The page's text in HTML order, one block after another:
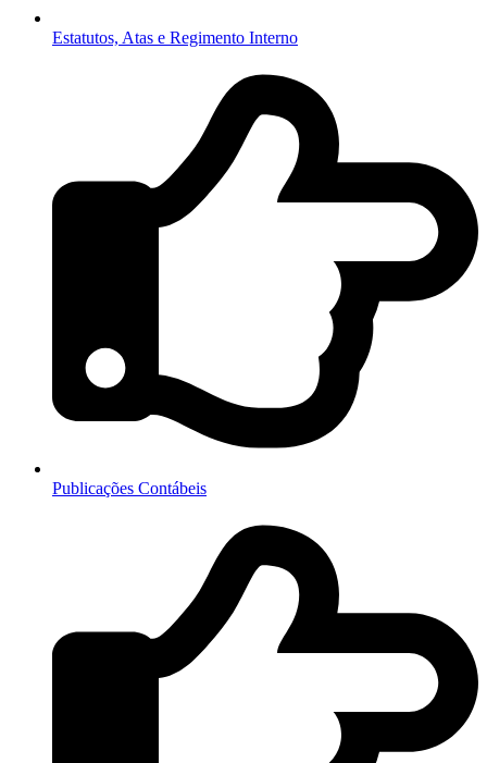
Estatutos, Atas e Regimento Interno
Publicações Contábeis